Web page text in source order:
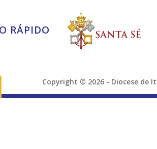
RÁPIDO
Copyright © 2026 - Diocese